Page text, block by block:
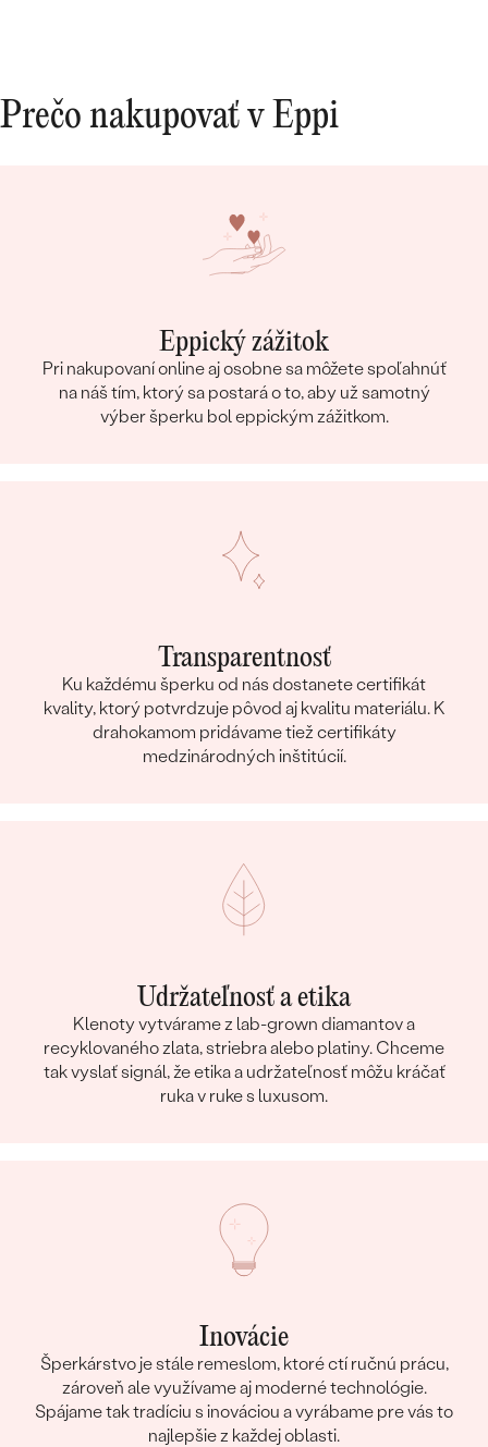
Prečo nakupovať v Eppi
Eppický zážitok
Pri nakupovaní online aj osobne sa môžete spoľahnúť
na náš tím, ktorý sa postará o to, aby už samotný
výber šperku bol eppickým zážitkom.
Transparentnosť
Ku každému šperku od nás dostanete certifikát
kvality, ktorý potvrdzuje pôvod aj kvalitu materiálu. K
drahokamom pridávame tiež certifikáty
medzinárodných inštitúcií.
Udržateľnosť a etika
Klenoty vytvárame z lab-grown diamantov a
recyklovaného zlata, striebra alebo platiny. Chceme
tak vyslať signál, že etika a udržateľnosť môžu kráčať
ruka v ruke s luxusom.
Inovácie
Šperkárstvo je stále remeslom, ktoré ctí ručnú prácu,
zároveň ale využívame aj moderné technológie.
Spájame tak tradíciu s inováciou a vyrábame pre vás to
najlepšie z každej oblasti.